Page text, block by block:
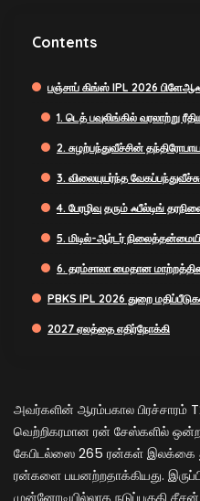
Contents
பஞ்சாப் கிங்ஸ் IPL 2026
1. டெத் பவுலிங்கில் வரலாற்று
2. சுழற்பந்துவீச்சின்
3. விலையுயர்ந்த
4. பேரழிவு தரும் ஃபீல்டிங்
5. மிடில்-ஆர்டர்
6. தரம்சாலா மைதான
PBKS IPL 2026 துறை
2027 ஏலத்தை எதிர்நோக்கி
அவர்களின் ஆரம்பகால பிரச்சாரம்
வெற்றிகரமான ரன் சேஸ்களில்
கேபிடல்ஸை 265 ரன்கள் இலக்கை
ரன்களை பயனற்றதாக்கியது.